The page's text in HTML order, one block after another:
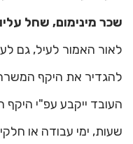
שכר מינימום, שחל
לאור האמור לעיל, גם
להגדיר את היקף
העובד ייקבע עפ"י
שעות, ימי עבודה או